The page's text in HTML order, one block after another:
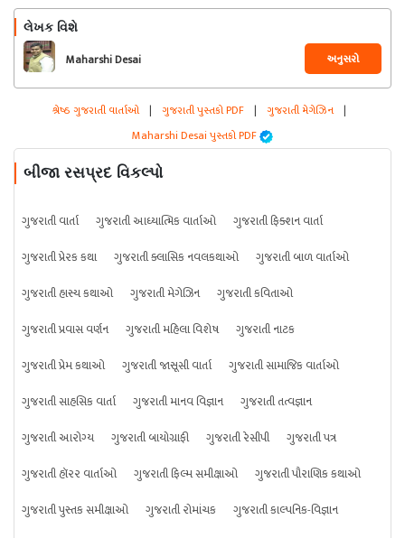
લેખક વિશે
Maharshi Desai અનુસરો
શ્રેષ્ઠ ગુજરાતી વાર્તાઓ | ગુજરાતી પુસ્તકો PDF | ગુજરાતી મેગેઝિન |
Maharshi Desai પુસ્તકો PDF
બીજા રસપ્રદ વિકલ્પો
ગુજરાતી વાર્તા ગુજરાતી આધ્યાત્મિક વાર્તાઓ
ગુજરાતી ફિક્શન વાર્તા
ગુજરાતી પ્રેરક કથા
ગુજરાતી ક્લાસિક નવલકથાઓ
ગુજરાતી બાળ વાર્તાઓ
ગુજરાતી હાસ્ય કથાઓ
ગુજરાતી મેગેઝિન
ગુજરાતી કવિતાઓ
ગુજરાતી પ્રવાસ વર્ણન
ગુજરાતી મહિલા વિશેષ
ગુજરાતી નાટક
ગુજરાતી પ્રેમ કથાઓ
ગુજરાતી જાસૂસી વાર્તા
ગુજરાતી સામાજિક વાર્તાઓ
ગુજરાતી સાહસિક વાર્તા
ગુજરાતી માનવ વિજ્ઞાન
ગુજરાતી તત્વજ્ઞાન
ગુજરાતી આરોગ્ય
ગુજરાતી બાયોગ્રાફી ગુજરાતી રેસીપી
ગુજરાતી પત્ર
ગુજરાતી હૉરર વાર્તાઓ
ગુજરાતી ફિલ્મ સમીક્ષાઓ
ગુજરાતી પૌરાણિક કથાઓ
ગુજરાતી પુસ્તક સમીક્ષાઓ
ગુજરાતી રોમાંચક
ગુજરાતી કાલ્પનિક-વિજ્ઞાન